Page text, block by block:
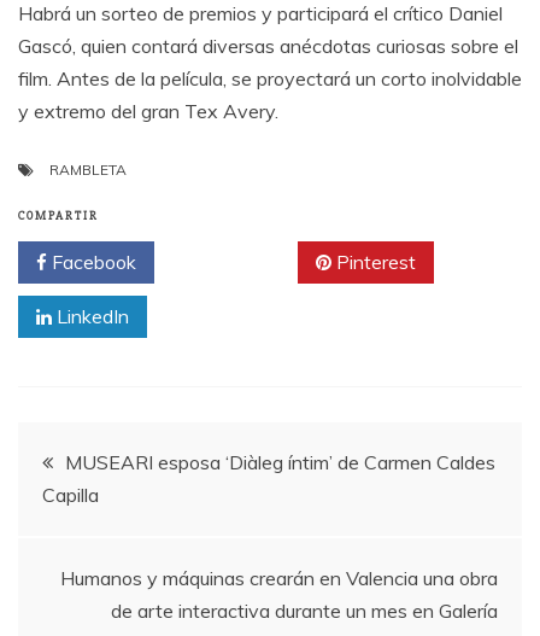
Habrá un sorteo de premios y participará el crítico Daniel
Gascó, quien contará diversas anécdotas curiosas sobre el
film. Antes de la película, se proyectará un corto inolvidable
y extremo del gran Tex Avery.
RAMBLETA
COMPARTIR
Facebook Pinterest
LinkedIn
Navegación
entradas
MUSEARI esposa ‘Diàleg íntim’ de Carmen Caldes
Capilla
Humanos y máquinas crearán en Valencia una obra
de arte interactiva durante un mes en Galería